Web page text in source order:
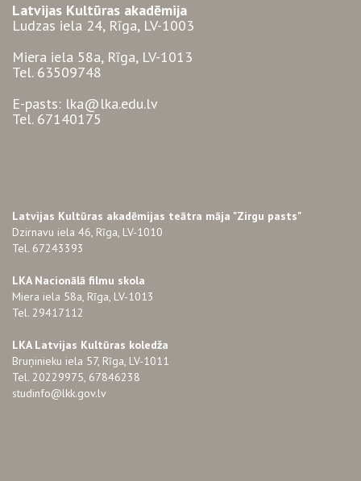
Latvijas Kultūras akadēmija
Ludzas iela 24, Rīga, LV-1003
Miera iela 58a, Rīga, LV-1013
Tel. 63509748
E-pasts: lka@lka.edu.lv
Tel. 67140175
Latvijas Kultūras akadēmijas teātra māja "Zirgu pasts"
Dzirnavu iela 46, Rīga, LV-1010
Tel. 67243393
LKA Nacionālā filmu skola
Miera iela 58a, Rīga, LV-1013
Tel. 29417112
LKA Latvijas Kultūras koledža
Bruņinieku iela 57, Rīga, LV-1011
Tel. 20229975, 67846238
studinfo@lkk.gov.lv